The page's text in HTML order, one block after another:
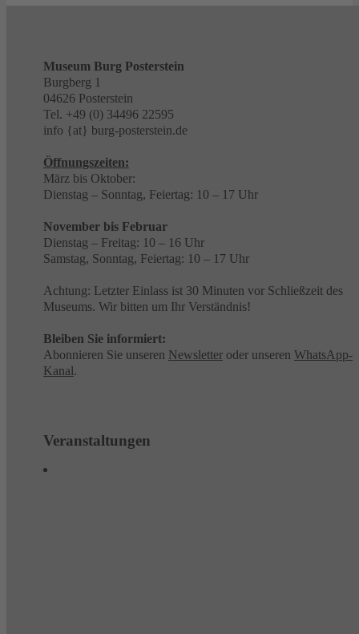
Museum Burg Posterstein
Burgberg 1
04626 Posterstein
Tel. +49 (0) 34496 22595
info {at} burg-posterstein.de
Öffnungszeiten:
März bis Oktober:
Dienstag – Sonntag, Feiertag: 10 – 17 Uhr
November bis Februar
Dienstag – Freitag: 10 – 16 Uhr
Samstag, Sonntag, Feiertag: 10 – 17 Uhr
Achtung: Letzter Einlass ist 30 Minuten vor Schließzeit des
Museums. Wir bitten um Ihr Verständnis!
Bleiben Sie informiert:
Abonnieren Sie unseren Newsletter oder unseren WhatsApp-
Kanal.
Veranstaltungen